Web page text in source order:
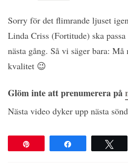
Sorry för det flimrande ljuset
Linda Criss (Fortitude) ska
nästa gång. Så vi säger bara: Må
kvalitet 😉
Glöm inte att prenumerera på
Nästa video dyker upp nästa